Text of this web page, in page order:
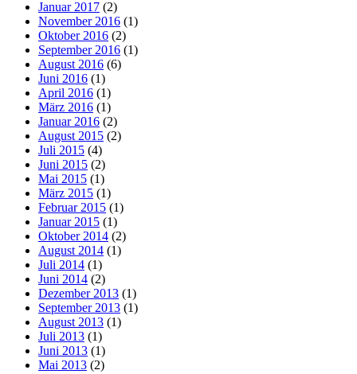
Januar 2017 (2)
November 2016 (1)
Oktober 2016 (2)
September 2016 (1)
August 2016 (6)
Juni 2016 (1)
April 2016 (1)
März 2016 (1)
Januar 2016 (2)
August 2015 (2)
Juli 2015 (4)
Juni 2015 (2)
Mai 2015 (1)
März 2015 (1)
Februar 2015 (1)
Januar 2015 (1)
Oktober 2014 (2)
August 2014 (1)
Juli 2014 (1)
Juni 2014 (2)
Dezember 2013 (1)
September 2013 (1)
August 2013 (1)
Juli 2013 (1)
Juni 2013 (1)
Mai 2013 (2)